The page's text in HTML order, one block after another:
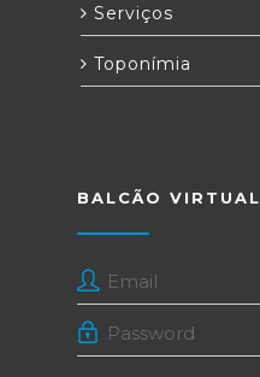
Serviços
Toponímia
BALCÃO VIRTUAL